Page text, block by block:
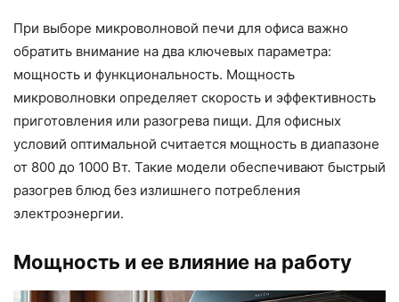
При выборе микроволновой печи для офиса важно
обратить внимание на два ключевых параметра:
мощность и функциональность. Мощность
микроволновки определяет скорость и эффективность
приготовления или разогрева пищи. Для офисных
условий оптимальной считается мощность в диапазоне
от 800 до 1000 Вт. Такие модели обеспечивают быстрый
разогрев блюд без излишнего потребления
электроэнергии.
Мощность и ее влияние на работу